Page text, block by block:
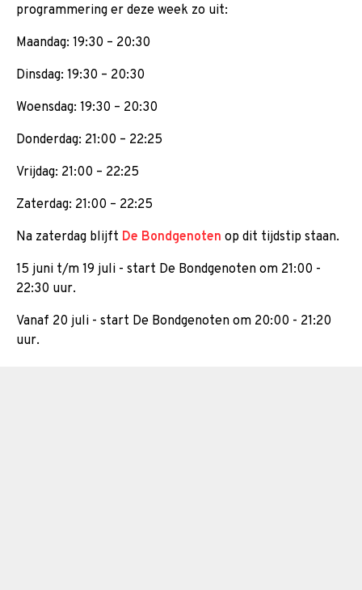
programmering er deze week zo uit:
Maandag: 19:30 – 20:30
Dinsdag: 19:30 – 20:30
Woensdag: 19:30 – 20:30
Donderdag: 21:00 – 22:25
Vrijdag: 21:00 – 22:25
Zaterdag: 21:00 – 22:25
Na zaterdag blijft De Bondgenoten op dit tijdstip staan.
15 juni t/m 19 juli - start De Bondgenoten om 21:00 -
22:30 uur.
Vanaf 20 juli - start De Bondgenoten om 20:00 - 21:20
uur.